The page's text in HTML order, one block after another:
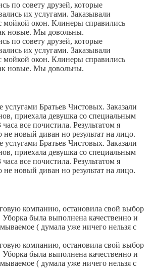
по совету друзей, которые
их услугами. Заказывали
мойкой окон. Клинеры справились
новые. Мы довольны.
по совету друзей, которые
их услугами. Заказывали
мойкой окон. Клинеры справились
новые. Мы довольны.
услугами Братьев Чистовых. Заказали
приехала девушка со специальным
все почистила. Результатом я
не новый диван но результат на лицо.
услугами Братьев Чистовых. Заказали
приехала девушка со специальным
все почистила. Результатом я
не новый диван но результат на лицо.
компанию, остановила свой выбор
была выполнена качественно и
( думала уже ничего нельзя с
компанию, остановила свой выбор
была выполнена качественно и
( думала уже ничего нельзя с